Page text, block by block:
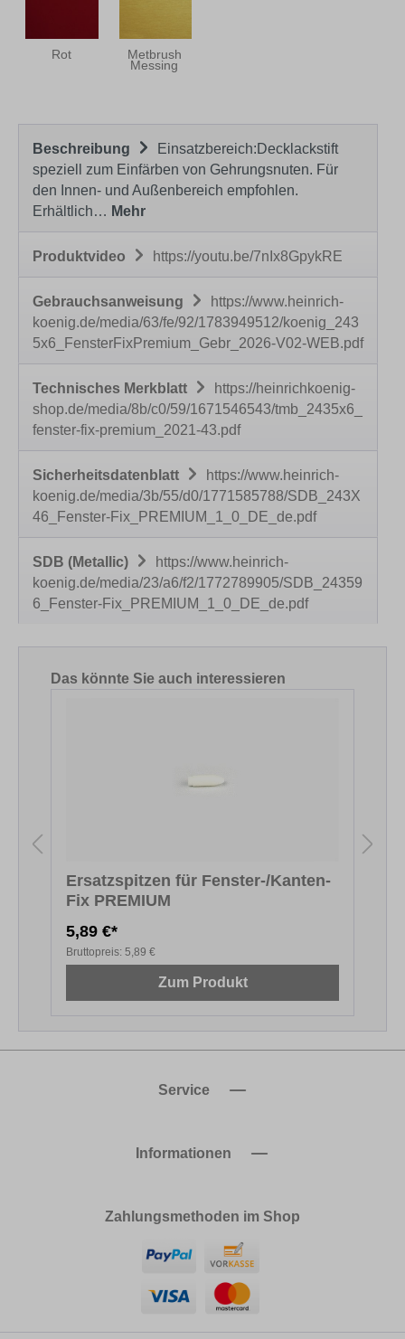
Rot Metbrush
Messing
Beschreibung
Einsatzbereich:Decklackstift
speziell zum Einfärben von Gehrungsnuten. Für
den Innen- und Außenbereich empfohlen.
Erhältlich… Mehr
Produktvideo https://youtu.be/7nIx8GpykRE
Gebrauchsanweisung
https://www.heinrich-
koenig.de/media/63/fe/92/1783949512/koenig_243
5x6_FensterFixPremium_Gebr_2026-V02-WEB.pdf
Technisches Merkblatt
https://heinrichkoenig-
shop.de/media/8b/c0/59/1671546543/tmb_2435x6_
fenster-fix-premium_2021-43.pdf
Sicherheitsdatenblatt
https://www.heinrich-
koenig.de/media/3b/55/d0/1771585788/SDB_243X
46_Fenster-Fix_PREMIUM_1_0_DE_de.pdf
SDB (Metallic)
https://www.heinrich-
koenig.de/media/23/a6/f2/1772789905/SDB_24359
6_Fenster-Fix_PREMIUM_1_0_DE_de.pdf
Produktgalerie überspringen
Das könnte Sie auch interessieren
Ersatzspitzen für Fenster-/Kanten-
Fix PREMIUM
5,89 €*
Bruttopreis: 5,89 €
Zum Produkt
Service
Informationen
Zahlungsmethoden im Shop